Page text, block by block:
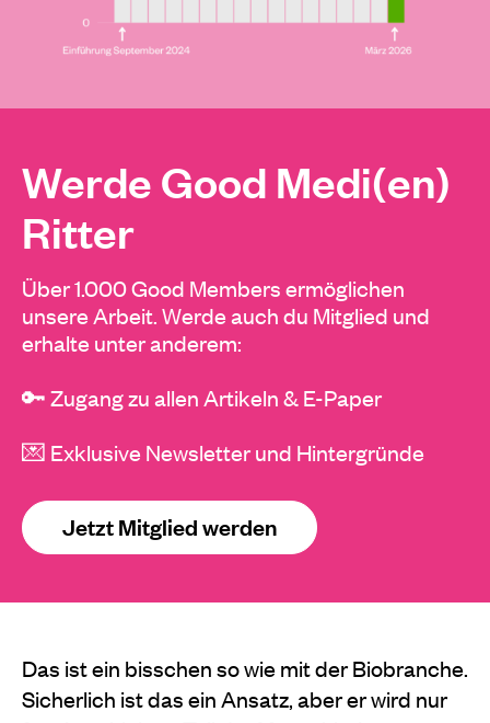
Werde Good Medi(en)
Ritter
Über 1.000 Good Members ermöglichen
unsere Arbeit. Werde auch du Mitglied und
erhalte unter anderem:
🔑 Zugang zu allen Artikeln & E-Paper
💌 Exklusive Newsletter und Hintergründe
Jetzt Mitglied werden
Das ist ein bisschen so wie mit der Biobranche.
Sicherlich ist das ein Ansatz, aber er wird nur